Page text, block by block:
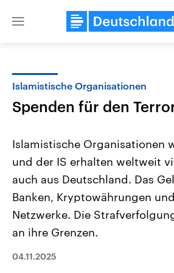
Close
Landtagswahl Sachsen-Anhalt
Alle Informationen
September 2026 einen neuen
Landtag. Seit 2021 wird das
Islamistische Organisationen
Spenden für den
Islamistische Organisationen
und der IS erhalten weltweit
auch aus Deutschland. Das
Banken, Kryptowährungen
Netzwerke. Die
an ihre Grenzen.
04.11.2025